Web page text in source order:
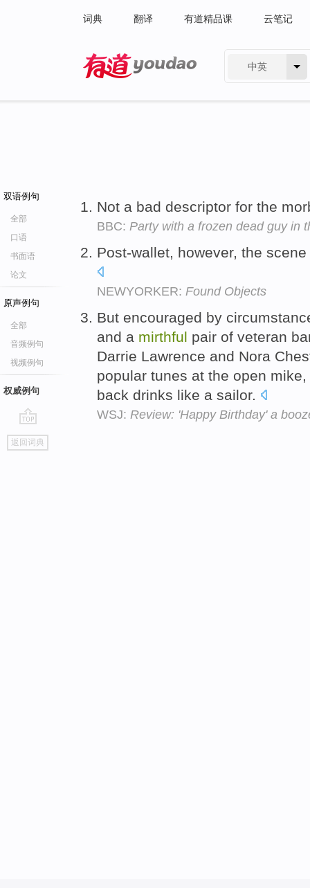
词典 翻译 有道精品课 云笔记
中英
双语例句
全部
口语
书面语
论文
原声例句
全部
音频例句
视频例句
权威例句
go
top
返回词典
Not a bad descriptor for the
BBC: Party with a frozen dead guy in
Post-wallet, however, the
NEWYORKER: Found Objects
But encouraged by
and a mirthful pair of veteran
Darrie Lawrence and Nora
popular tunes at the open
back drinks like a sailor.
WSJ: Review: 'Happy Birthday' a